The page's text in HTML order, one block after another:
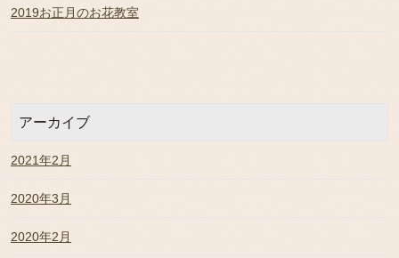
2019お正月のお花教室
アーカイブ
2021年2月
2020年3月
2020年2月